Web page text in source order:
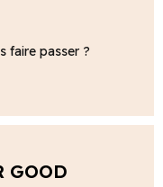
faire passer ?
GOOD